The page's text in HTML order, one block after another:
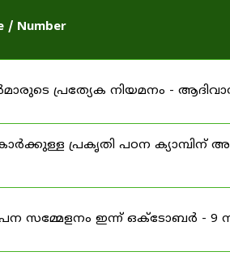
/ Number
പ്രത്യേക നിയമനം -
പ്രകൃതി പഠന ക്യാമ്പിന്
സമ്മേളനം ഇന്ന് ഒക്ടോബർ - 9